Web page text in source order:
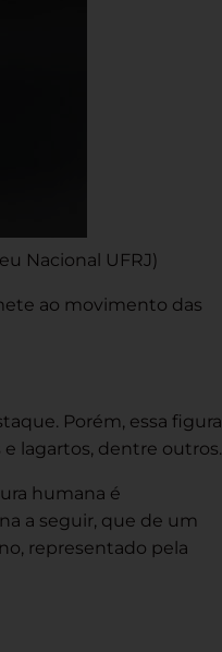
Nacional UFRJ)
ao movimento das
Porém, essa figura
lagartos, dentre outros.
humana é
a seguir, que de um
representado pela